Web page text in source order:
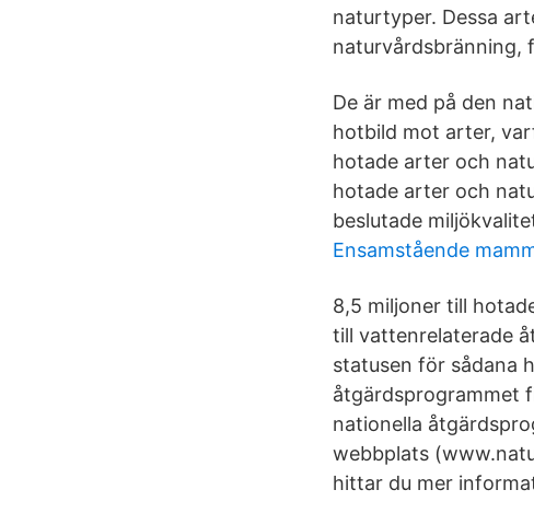
naturtyper. Dessa
naturvårdsbränning,
De är med på den
hotbild mot arter,
hotade arter och
hotade arter och
beslutade
Ensamstående
8,5 miljoner till
till vattenrelaterade
statusen för sådana
åtgärdsprogrammet
nationella
webbplats
hittar du mer